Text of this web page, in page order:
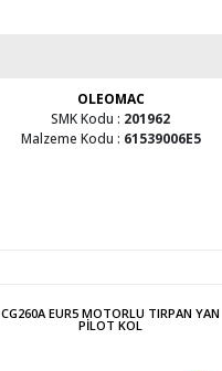
OLEOMAC
SMK Kodu : 201962
Malzeme Kodu : 61539006E5
CG260A EUR5 MOTORLU TIRPAN YAN
PİLOT KOL